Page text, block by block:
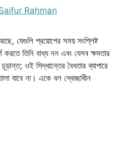
Rahman
যেগুলি প্রয়োগের সময় সংশ্লিষ্ট
করতে তিনি বাধ্য নন এবং যেসব ক্ষমতার
ওই সিদ্ধান্তের বৈধতার ব্যাপারে
যাবে না। একে বল স্বেচ্ছাধীন